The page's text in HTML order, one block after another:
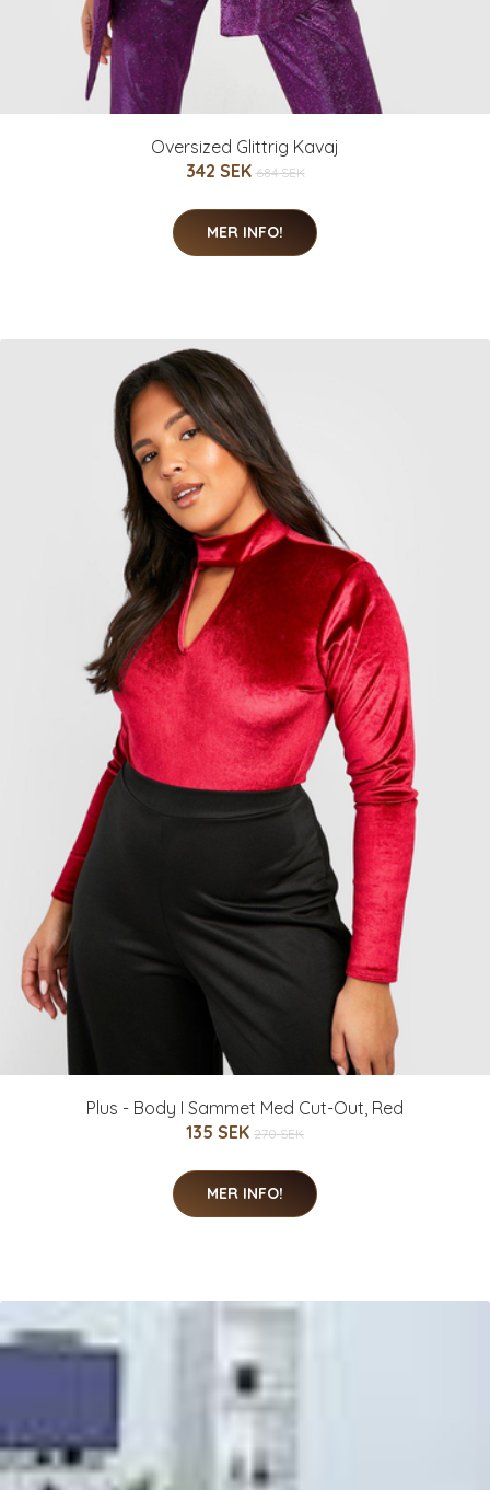
Oversized Glittrig Kavaj
342 SEK 684 SEK
MER INFO!
Plus - Body I Sammet Med Cut-Out, Red
135 SEK 270 SEK
MER INFO!